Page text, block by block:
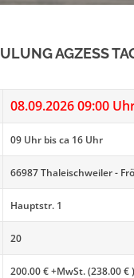
AGZESS
08.09.2026 09:00
09 Uhr bis ca 16 Uhr
66987 Thaleischweiler -
Hauptstr. 1
20
200.00 € +MwSt. (238.00 € )